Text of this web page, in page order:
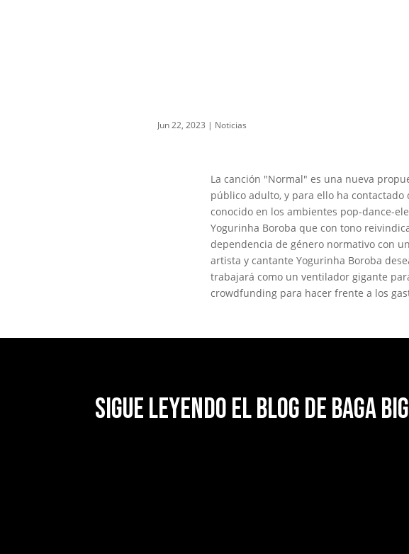
Jun 22, 2023 | Noticias
La canción "Normal" es una nueva
público adulto, y para ello ha contactado
conocido en los ambientes pop-dance-
Yogurinha Boroba que con tono
dependencia de género normativo con
artista y cantante Yogurinha Boroba
trabajará como un ventilador gigante
crowdfunding para hacer frente a los
Sigue leyendo el blog de Baga